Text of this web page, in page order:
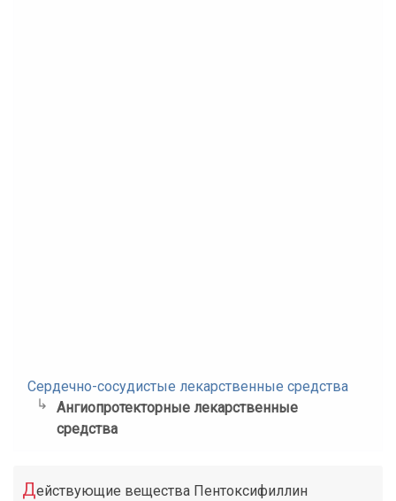
Сердечно-сосудистые лекарственные средства
Ангиопротекторные лекарственные
средства
Действующие вещества Пентоксифиллин